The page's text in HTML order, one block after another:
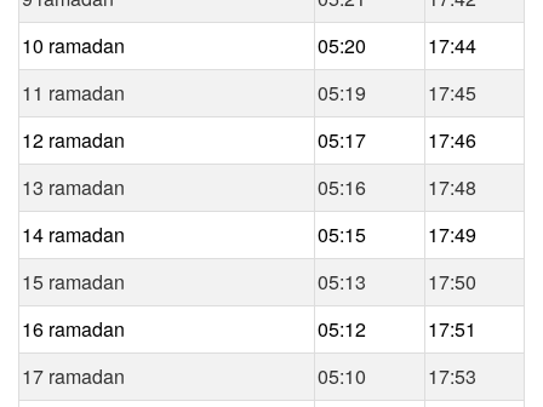
10 ramadan
05:20
17:44
11 ramadan
05:19
17:45
12 ramadan
05:17
17:46
13 ramadan
05:16
17:48
14 ramadan
05:15
17:49
15 ramadan
05:13
17:50
16 ramadan
05:12
17:51
17 ramadan
05:10
17:53